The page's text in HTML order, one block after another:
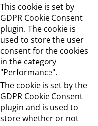
This cookie is set by
GDPR Cookie Consent
plugin. The cookie is
used to store the user
consent for the cookies
in the category
"Performance".
The cookie is set by the
GDPR Cookie Consent
plugin and is used to
store whether or not